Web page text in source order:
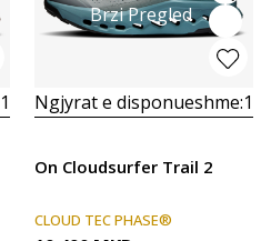
1
Brzi Pregled
Ngjyrat e disponueshme:1
On Cloudsurfer Trail 2
CLOUD TEC PHASE®